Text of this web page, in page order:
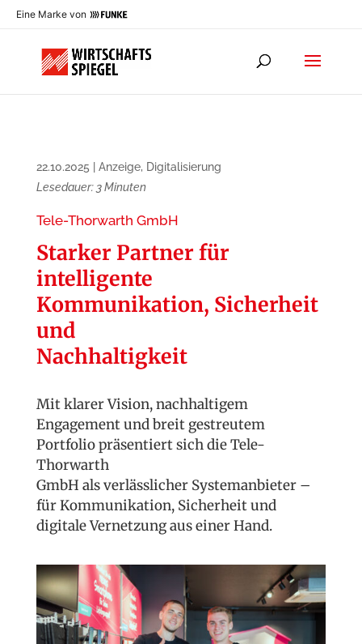
Eine Marke von
22.10.2025 Anzeige, Digitalisierung
Lesedauer: 3 Minuten
Tele-Thorwarth GmbH
Starker Partner für
intelligente
Kommunikation, Sicherheit
und
Nachhaltigkeit
Mit klarer Vision, nachhaltigem
Engagement und breit gestreutem
Portfolio präsentiert sich die Tele-
Thorwarth
GmbH als verlässlicher Systemanbieter –
für Kommunikation, Sicherheit und
digitale Vernetzung aus einer Hand.